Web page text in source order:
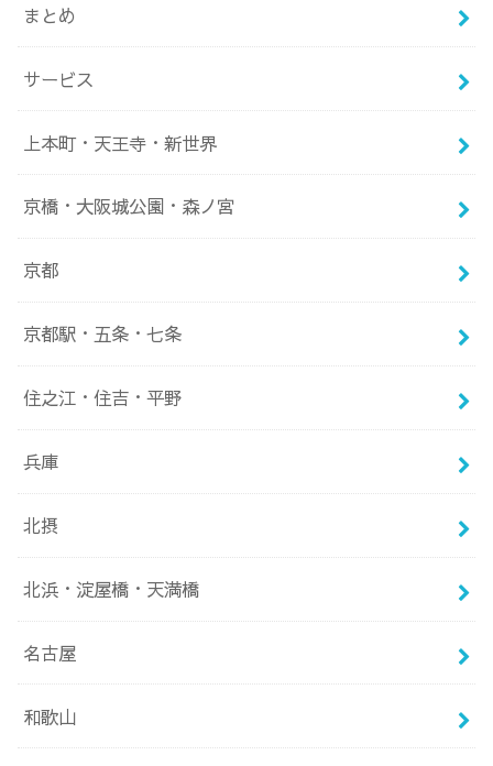
まとめ
サービス
上本町・天王寺・新世界
京橋・大阪城公園・森ノ宮
京都
京都駅・五条・七条
住之江・住吉・平野
兵庫
北摂
北浜・淀屋橋・天満橋
名古屋
和歌山